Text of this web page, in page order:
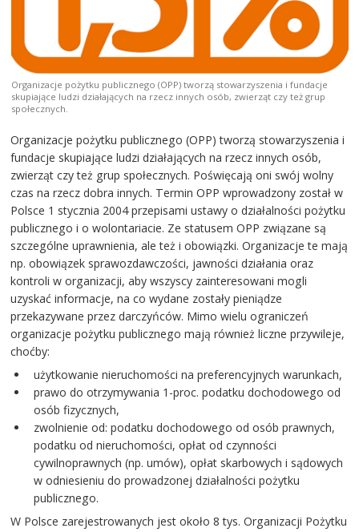
Organizacje pożytku publicznego (OPP) tworzą stowarzyszenia i fundacje
skupiające ludzi działających na rzecz innych osób, zwierząt czy też grup
społecznych.
Organizacje pożytku publicznego (OPP) tworzą stowarzyszenia i
fundacje skupiające ludzi działających na rzecz innych osób,
zwierząt czy też grup społecznych. Poświęcają oni swój wolny
czas na rzecz dobra innych. Termin OPP wprowadzony został w
Polsce 1 stycznia 2004 przepisami ustawy o działalności pożytku
publicznego i o wolontariacie. Ze statusem OPP związane są
szczególne uprawnienia, ale też i obowiązki. Organizacje te mają
np. obowiązek sprawozdawczości, jawności działania oraz
kontroli w organizacji, aby wszyscy zainteresowani mogli
uzyskać informacje, na co wydane zostały pieniądze
przekazywane przez darczyńców. Mimo wielu ograniczeń
organizacje pożytku publicznego mają również liczne przywileje,
choćby:
użytkowanie nieruchomości na preferencyjnych warunkach,
prawo do otrzymywania 1-proc. podatku dochodowego od
osób fizycznych,
zwolnienie od: podatku dochodowego od osób prawnych,
podatku od nieruchomości, opłat od czynności
cywilnoprawnych (np. umów), opłat skarbowych i sądowych
w odniesieniu do prowadzonej działalności pożytku
publicznego.
W Polsce zarejestrowanych jest około 8 tys. Organizacji Pożytku